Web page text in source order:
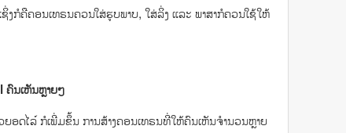
ກໍຄືຄອນເທຣນຄວນໃສ່ຮູບພາບ, ໃສ່ລິ່ງ ແລະ ພາສາກໍຄວນໃຊ້ໃຫ້
ຄົນເຫັນຫຼາຍໆ
ອດໄລ໌ ກໍເພີ່ມຂຶ້ນ ການສ້າງຄອນເທຣນທີ່ໃຫ້ຄົນເຫັນຈຳນວນຫຼາຍ